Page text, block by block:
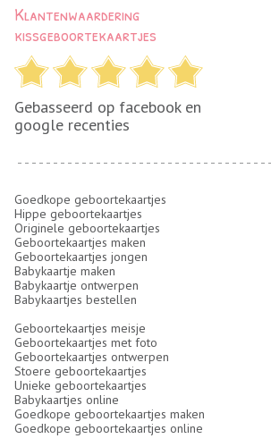
Klantenwaardering
kissgeboortekaartjes
Gebasseerd op facebook en
google recenties
Goedkope geboortekaartjes
Hippe geboortekaartjes
Originele geboortekaartjes
Geboortekaartjes maken
Geboortekaartjes jongen
Babykaartje maken
Babykaartje ontwerpen
Babykaartjes bestellen
Geboortekaartjes meisje
Geboortekaartjes met foto
Geboortekaartjes ontwerpen
Stoere geboortekaartjes
Unieke geboortekaartjes
Babykaartjes online
Goedkope geboortekaartjes maken
Goedkope geboortekaartjes online